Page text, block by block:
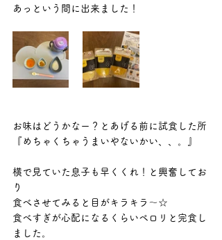
あっという間に出来ました！
お味はどうかなー？とあげる前に試食した所
『めちゃくちゃうまいやないかい、、。』
横で見ていた息子も早くくれ！と興奮してお
り
食べさせてみると目がキラキラ〜☆
食べすぎが心配になるくらいペロリと完食し
ました。